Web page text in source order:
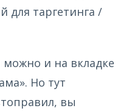
для таргетинга /
и на вкладке
Но тут
вы